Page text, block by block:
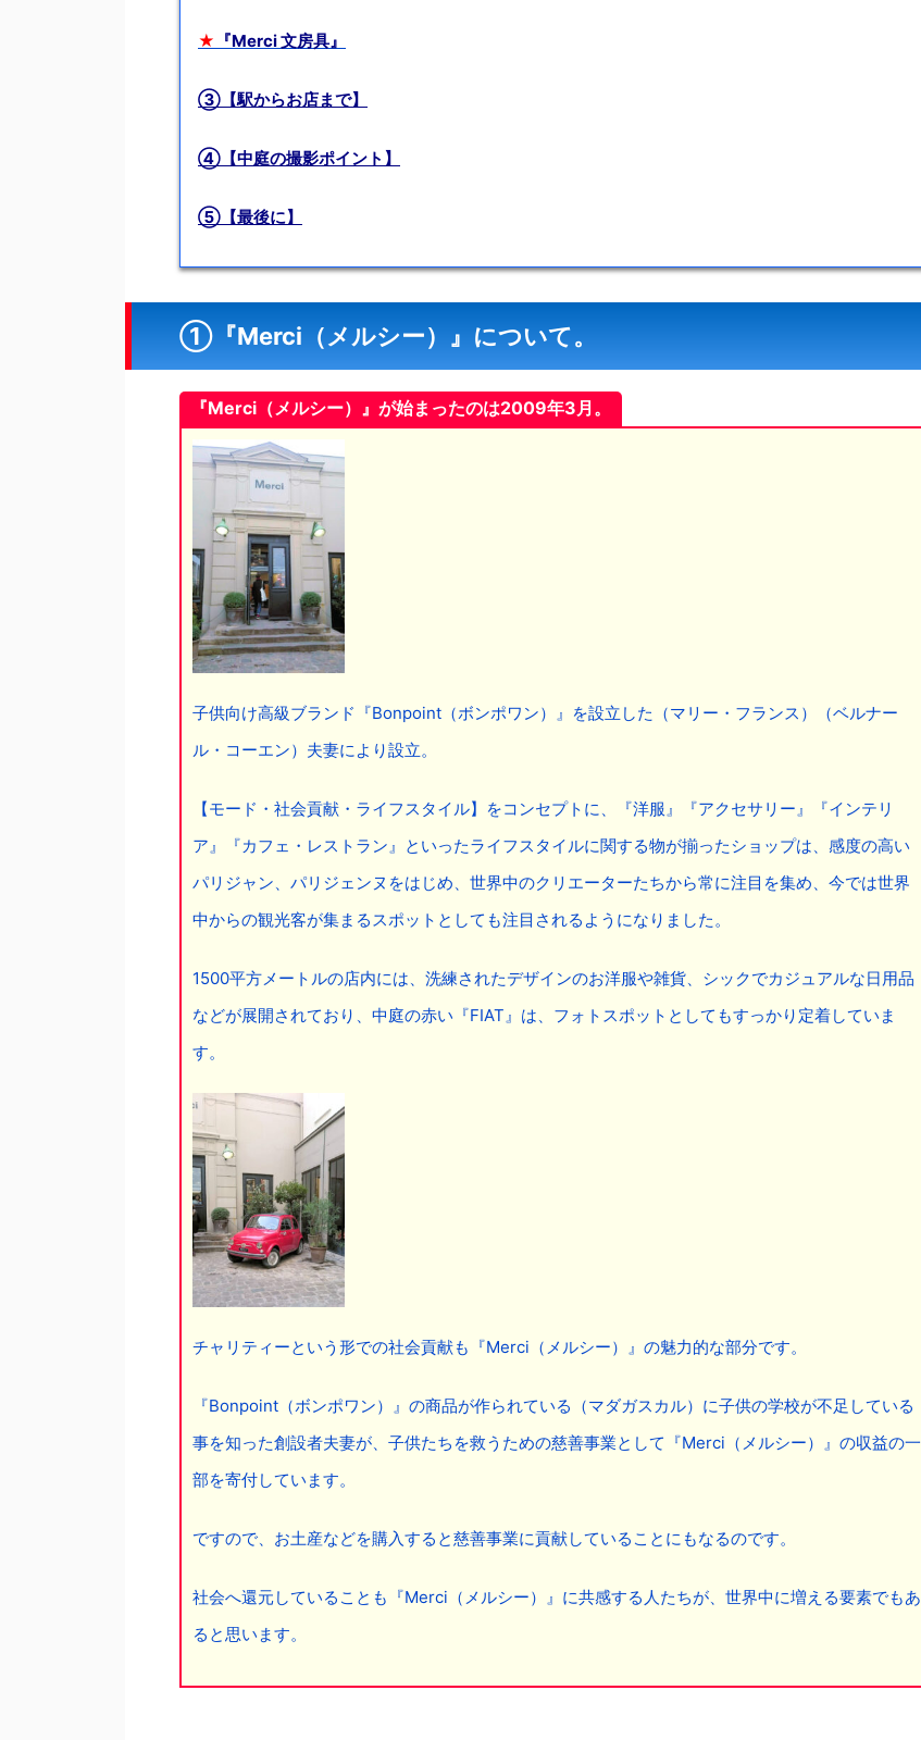
★ 『Merci 文房具』
③【駅からお店まで】
④【中庭の撮影ポイント】
⑤【最後に】
①『Merci（メルシー）』について。
『Merci（メルシー）』が始まったのは2009年3月。
子供向け高級ブランド『Bonpoint（ボンポワン）』を設立した（マリー・フランス）（ベルナー
ル・コーエン）夫妻により設立。
【モード・社会貢献・ライフスタイル】をコンセプトに、『洋服』『アクセサリー』『インテリ
ア』『カフェ・レストラン』といったライフスタイルに関する物が揃ったショップは、感度の高い
パリジャン、パリジェンヌをはじめ、世界中のクリエーターたちから常に注目を集め、今では世界
中からの観光客が集まるスポットとしても注目されるようになりました。
1500平方メートルの店内には、洗練されたデザインのお洋服や雑貨、シックでカジュアルな日用品
などが展開されており、中庭の赤い『FIAT』は、フォトスポットとしてもすっかり定着していま
す。
チャリティーという形での社会貢献も『Merci（メルシー）』の魅力的な部分です。
『Bonpoint（ボンポワン）』の商品が作られている（マダガスカル）に子供の学校が不足している
事を知った創設者夫妻が、子供たちを救うための慈善事業として『Merci（メルシー）』の収益の一
部を寄付しています。
ですので、お土産などを購入すると慈善事業に貢献していることにもなるのです。
社会へ還元していることも『Merci（メルシー）』に共感する人たちが、世界中に増える要素でもあ
ると思います。